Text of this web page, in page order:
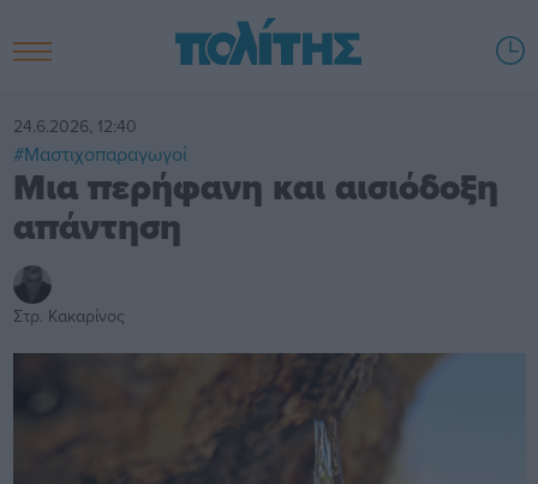
24.6.2026, 12:40
#Μαστιχοπαραγωγοί
Μια περήφανη και αισιόδοξη
απάντηση
Στρ. Κακαρίνος